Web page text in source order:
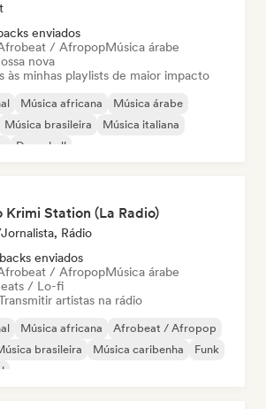
enviados
/ AfropopMúsica árabe
nova
às minhas playlists de maior impacto
Música africana
Música árabe
Música brasileira
Música italiana
Dancehall
Krimi Station (La Radio)
Rádio
enviados
/ AfropopMúsica árabe
/ Lo-fi
artistas na rádio
Música africana
Afrobeat / Afropop
brasileira Música caribenha
Funk